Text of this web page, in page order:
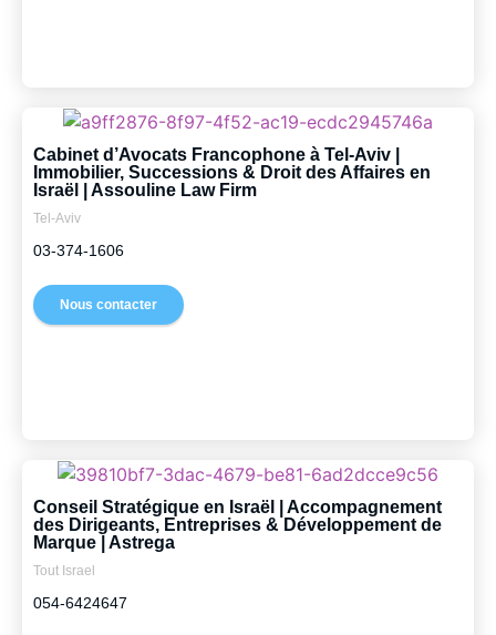
Cabinet d’Avocats Francophone à Tel-Aviv |
Immobilier, Successions & Droit des Affaires en
Israël | Assouline Law Firm
Tel-Aviv
03-374-1606
Nous contacter
Conseil Stratégique en Israël | Accompagnement
des Dirigeants, Entreprises & Développement de
Marque | Astrega
Tout Israel
054-6424647